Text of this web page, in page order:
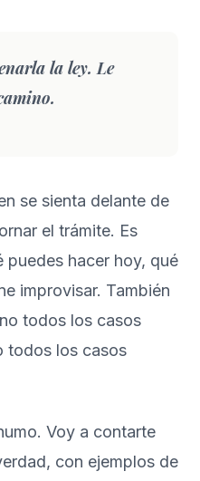
la ley. Le
se sienta delante de
el trámite. Es
puedes hacer hoy, qué
improvisar. También
todos los casos
todos los casos
Voy a contarte
con ejemplos de